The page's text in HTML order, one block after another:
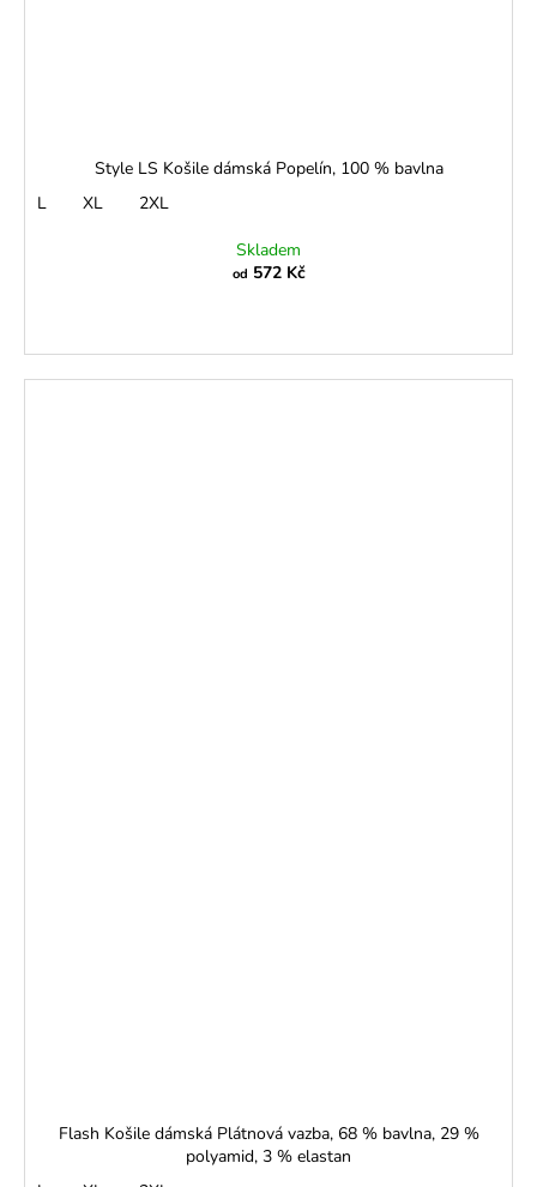
Style LS Košile dámská Popelín, 100 % bavlna
L
XL 2XL
Skladem
od 572 Kč
Flash Košile dámská Plátnová vazba, 68 % bavlna, 29 %
polyamid, 3 % elastan